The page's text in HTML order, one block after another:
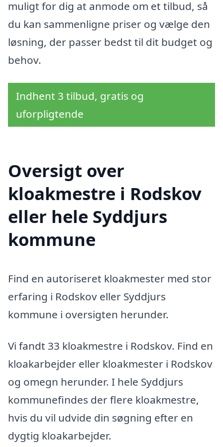
muligt for dig at anmode om et tilbud, så
du kan sammenligne priser og vælge den
løsning, der passer bedst til dit budget og
behov.
Indhent 3 tilbud, gratis og
uforpligtende
Oversigt over
kloakmestre i Rodskov
eller hele Syddjurs
kommune
Find en autoriseret kloakmester med stor
erfaring i Rodskov eller Syddjurs
kommune i oversigten herunder.
Vi fandt 33 kloakmestre i Rodskov. Find en
kloakarbejder eller kloakmester i Rodskov
og omegn herunder. I hele Syddjurs
kommunefindes der flere kloakmestre,
hvis du vil udvide din søgning efter en
dygtig kloakarbejder.